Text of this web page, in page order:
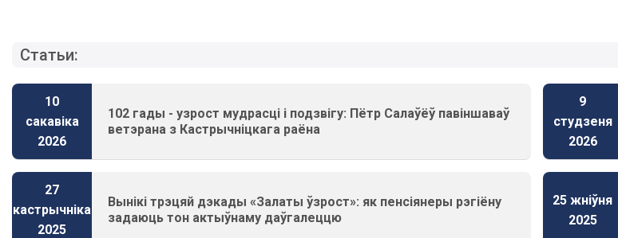
Статьи:
10
сакавіка
2026
102 гады - узрост мудрасці і подзвігу: Пётр Салаўёў павіншаваў
ветэрана з Кастрычніцкага раёна
9
студзеня
2026
27
кастрычніка
2025
Вынікі трэцяй дэкады «Залаты ўзрост»: як пенсіянеры рэгіёну
задаюць тон актыўнаму даўгалеццю
25 жніўня
2025